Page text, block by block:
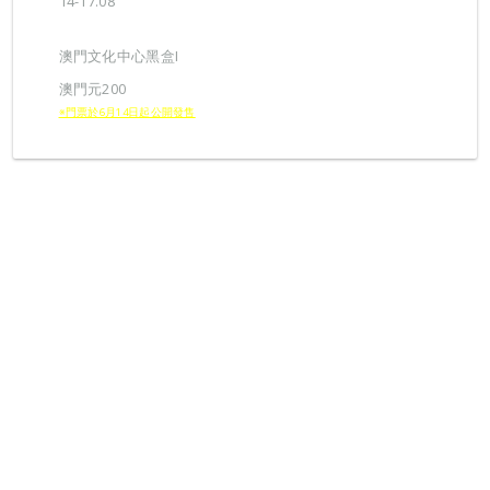
澳門文化中心黑盒I
澳門元200
※門票於6月14日起公開發售